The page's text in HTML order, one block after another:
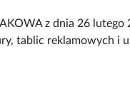
z dnia 26 lutego
tablic reklamowych i